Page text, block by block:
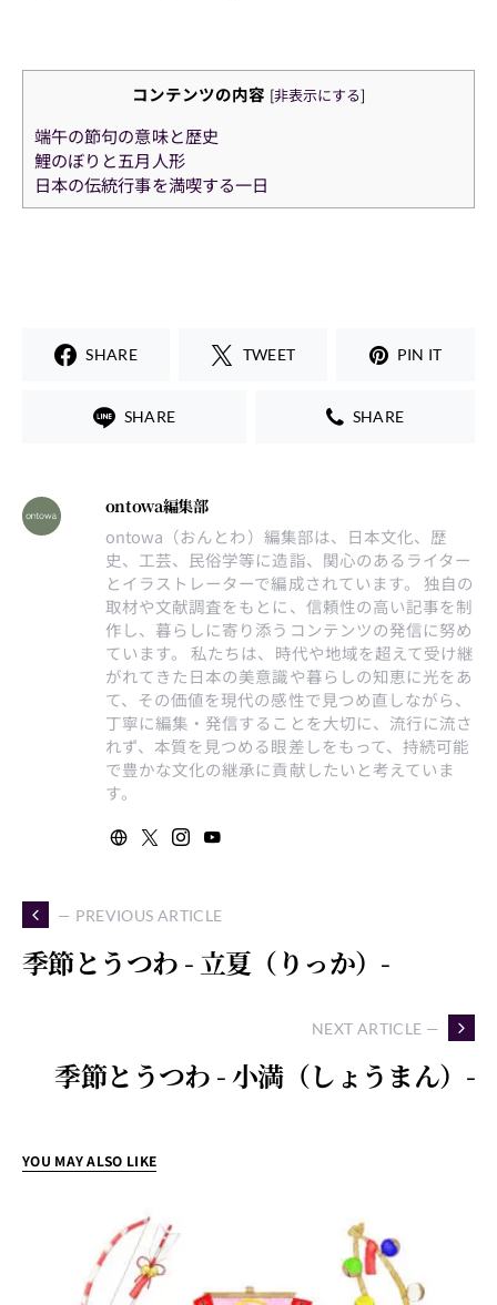
コンテンツの内容 [非表示にする]
端午の節句の意味と歴史
鯉のぼりと五月人形
日本の伝統行事を満喫する一日
SHARE TWEET PIN IT
SHARE SHARE
ontowa編集部
ontowa（おんとわ）編集部は、日本文化、歴
史、工芸、民俗学等に造詣、関心のあるライター
とイラストレーターで編成されています。 独自の
取材や文献調査をもとに、信頼性の高い記事を制
作し、暮らしに寄り添うコンテンツの発信に努め
ています。 私たちは、時代や地域を超えて受け継
がれてきた日本の美意識や暮らしの知恵に光をあ
て、その価値を現代の感性で見つめ直しながら、
丁寧に編集・発信することを大切に、流行に流さ
れず、本質を見つめる眼差しをもって、持続可能
で豊かな文化の継承に貢献したいと考えていま
す。
— PREVIOUS ARTICLE
季節とうつわ - 立夏（りっか）-
NEXT ARTICLE —
季節とうつわ - 小満（しょうまん）-
YOU MAY ALSO LIKE